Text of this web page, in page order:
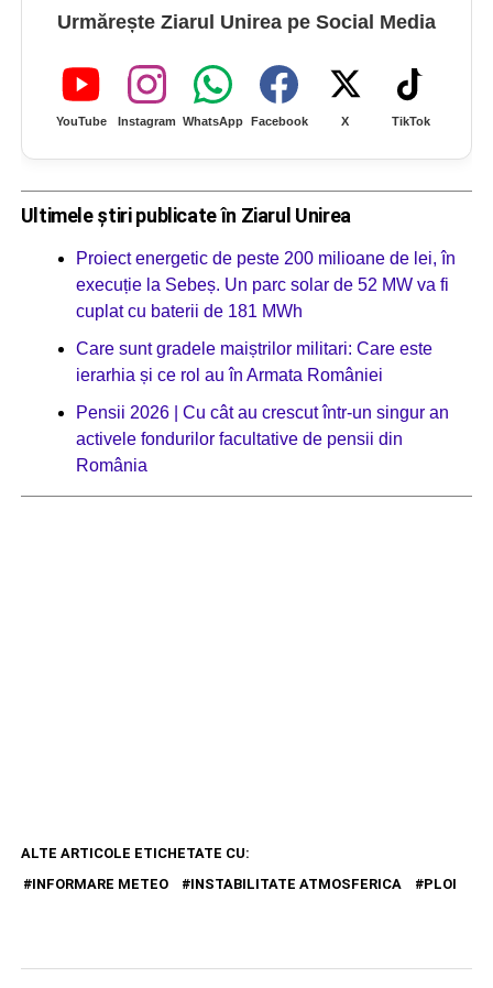
Urmărește Ziarul Unirea pe Social Media
YouTube Instagram WhatsApp Facebook X TikTok
Ultimele știri publicate în Ziarul Unirea
Proiect energetic de peste 200 milioane de lei, în
execuție la Sebeș. Un parc solar de 52 MW va fi
cuplat cu baterii de 181 MWh
Care sunt gradele maiștrilor militari: Care este
ierarhia și ce rol au în Armata României
Pensii 2026 | Cu cât au crescut într-un singur an
activele fondurilor facultative de pensii din
România
ALTE ARTICOLE ETICHETATE CU:
INFORMARE METEO
INSTABILITATE ATMOSFERICA PLOI